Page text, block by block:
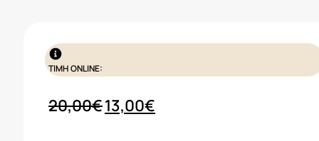
ΤΙΜΗ ONLINE:
20,00€Original
13,00€